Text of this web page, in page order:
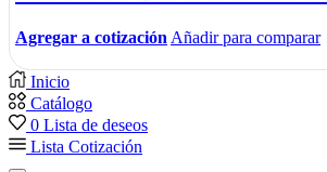
Agregar a cotización Añadir para comparar
Inicio
Catálogo
0 Lista de deseos
Lista Cotización